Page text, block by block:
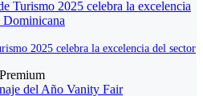
2025 celebra la excelencia del sector